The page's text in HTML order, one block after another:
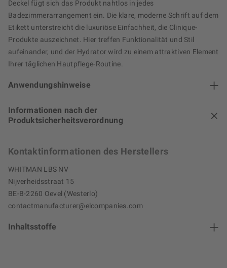
Deckel fügt sich das Produkt nahtlos in jedes
Badezimmerarrangement ein. Die klare, moderne Schrift auf dem
Etikett unterstreicht die luxuriöse Einfachheit, die Clinique-
Produkte auszeichnet. Hier treffen Funktionalität und Stil
aufeinander, und der Hydrator wird zu einem attraktiven Element
Ihrer täglichen Hautpflege-Routine.
Anwendungshinweise
Informationen nach der
Produktsicherheitsverordnung
Kontaktinformationen des Herstellers
WHITMAN LBS NV
Nijverheidsstraat 15
BE-B-2260 Oevel (Westerlo)
contactmanufacturer@elcompanies.com
Inhaltsstoffe